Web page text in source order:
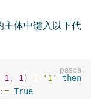
体中键入以下代
1 , 1 ) = '1'
then
:= True